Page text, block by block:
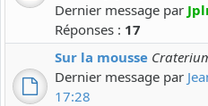
Dernier message par
Réponses : 17
Sur la mousse
Dernier message par
17:28